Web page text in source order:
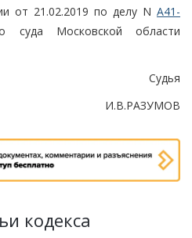
от 21.02.2019 по делу N А41-
суда Московской области
Судья
И.В.РАЗУМОВ
кодекса